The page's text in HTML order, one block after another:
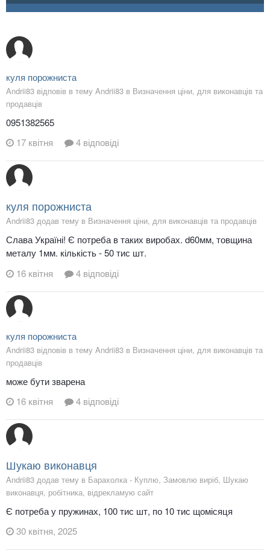
куля порожниста
Andrii83 відповів в тему Andrii83 в Визначення ціни, для виконавців та
продавців
0951382565
17 квітня
4 відповіді
куля порожниста
Andrii83 додав тему в Визначення ціни, для виконавців та продавців
Слава Україні! Є потреба в таких виробах. d60мм, товщина
металу 1мм. кількість - 50 тис шт.
16 квітня
4 відповіді
куля порожниста
Andrii83 відповів в тему Andrii83 в Визначення ціни, для виконавців та
продавців
може бути зварена
16 квітня
4 відповіді
Шукаю виконавця
Andrii83 додав тему в Барахолка - Куплю, Замовлю виріб, Шукаю
виконавця, робітника, відрекламую сайт
Є потреба у пружинах, 100 тис шт, по 10 тис щомісяця
30 квітня, 2025